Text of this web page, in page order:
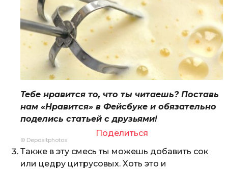
Тебе нравится то, что ты читаешь? Поставь
нам «Нравится» в Фейсбуке и обязательно
поделись статьей с друзьями!
Поделиться
© Depositphotos
Также в эту смесь ты можешь добавить сок
или цедру цитрусовых. Хоть это и